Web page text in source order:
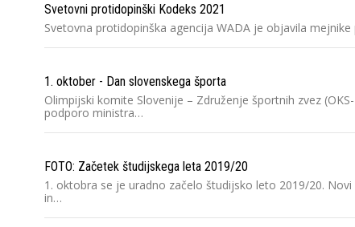
Svetovni protidopinški Kodeks 2021
Svetovna protidopinška agencija WADA je objavila
1. oktober - Dan slovenskega športa
Olimpijski komite Slovenije – Združenje športnih zvez
podporo ministra…
FOTO: Začetek študijskega leta 2019/20
1. oktobra se je uradno začelo študijsko leto 2019/20.
in…